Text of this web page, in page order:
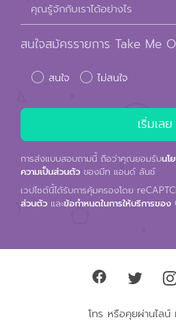
คุณรู้จักกับเราได้อย่างไร
สนใจสมัครรายการ Take Me
สนใจ ไม่สนใจ
การส่งแบบสอบถามนี้ ถือว่าคุณยอมรับนโ
ความเป็นส่วนตัว ของมีท แอนด์ ลันช์
เวปไซต์นี้ได้รับการคุ้มครองโดย
ส่วนตัว และข้อกำหนดในการให้บริการของ
โทร หรือคุยผ่านไลน์